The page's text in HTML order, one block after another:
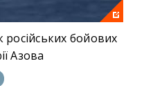
російських бойових
Азова